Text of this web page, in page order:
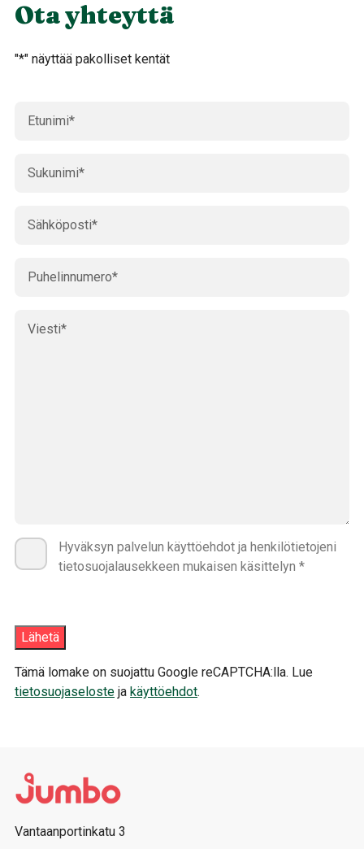
Ota yhteyttä
"*" näyttää pakolliset kentät
Hyväksyn palvelun käyttöehdot ja henkilötietojeni
tietosuojalausekkeen mukaisen käsittelyn *
Tämä lomake on suojattu Google reCAPTCHA:lla. Lue
tietosuojaseloste ja käyttöehdot.
Vantaanportinkatu 3